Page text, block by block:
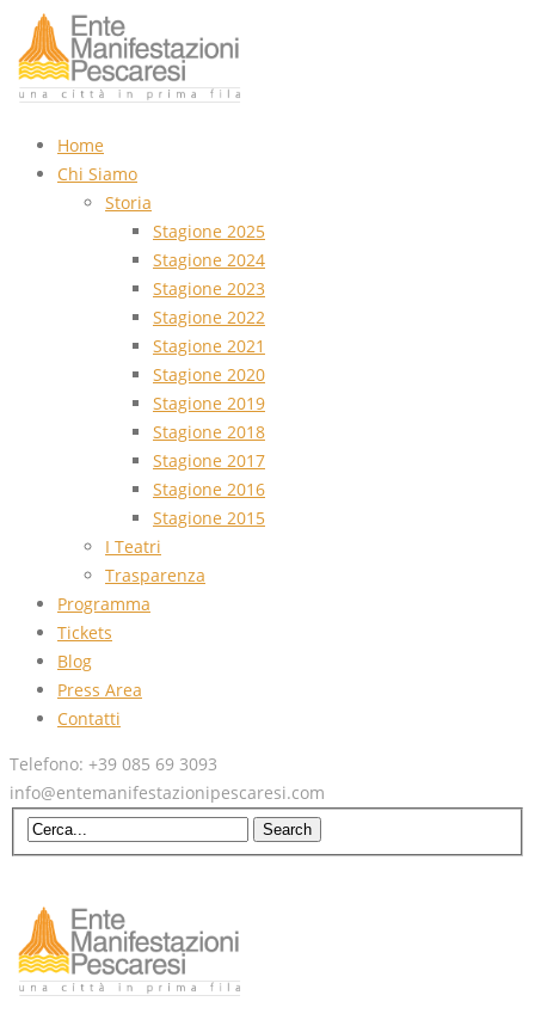
Home
Chi Siamo
Storia
Stagione 2025
Stagione 2024
Stagione 2023
Stagione 2022
Stagione 2021
Stagione 2020
Stagione 2019
Stagione 2018
Stagione 2017
Stagione 2016
Stagione 2015
I Teatri
Trasparenza
Programma
Tickets
Blog
Press Area
Contatti
Telefono: +39 085 69 3093
info@entemanifestazionipescaresi.com